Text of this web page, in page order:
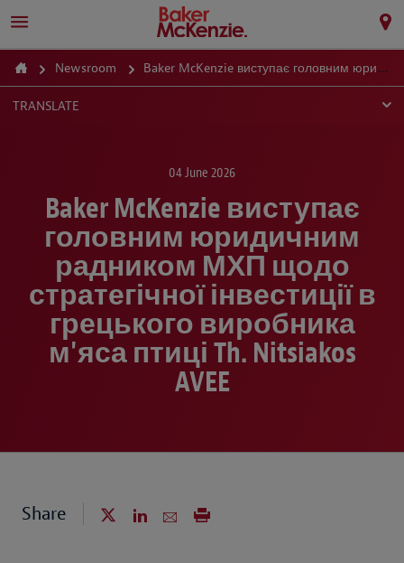
Newsroom Baker McKenzie виступає головним юридичним радником МХП щодо стратегічної інвестиції в грецького виробника м'яса птиці Th. Nitsiakos AVEE
TRANSLATE
04 June 2026
Baker McKenzie виступає
головним юридичним
радником МХП щодо
стратегічної інвестиції в
грецького виробника
м'яса птиці Th. Nitsiakos
AVEE
Share